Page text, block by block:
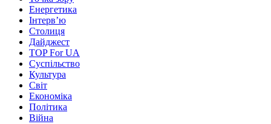
Енергетика
Інтерв’ю
Столиця
Дайджест
TOP For UA
Суспiльство
Культура
Світ
Економіка
Політика
Війна